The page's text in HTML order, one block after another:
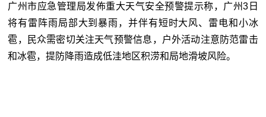
广州市应急管理局发佈重大天气安全预警提示称，广州3日
将有雷阵雨局部大到暴雨，并伴有短时大风、雷电和小冰
雹，民众需密切关注天气预警信息，户外活动注意防范雷击
和冰雹，提防降雨造成低洼地区积涝和局地滑坡风险。